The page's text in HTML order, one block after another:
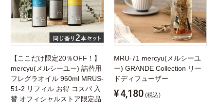
【ここだけ限定20％OFF！】
mercyu(メルシーユー) 詰替用
フレグラオイル 960ml MRUS-
51-2 リフィル お得 コスパ 入
替 オフィシャルストア限定品
MRU-71 mercyu(メルシーユ
ー) GRANDE Collection リー
ドディフューザー
¥4,180 (税込)